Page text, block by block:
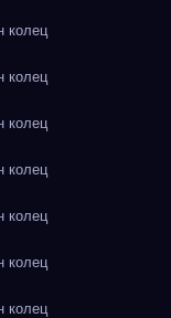
колец
колец
колец
колец
колец
колец
колец